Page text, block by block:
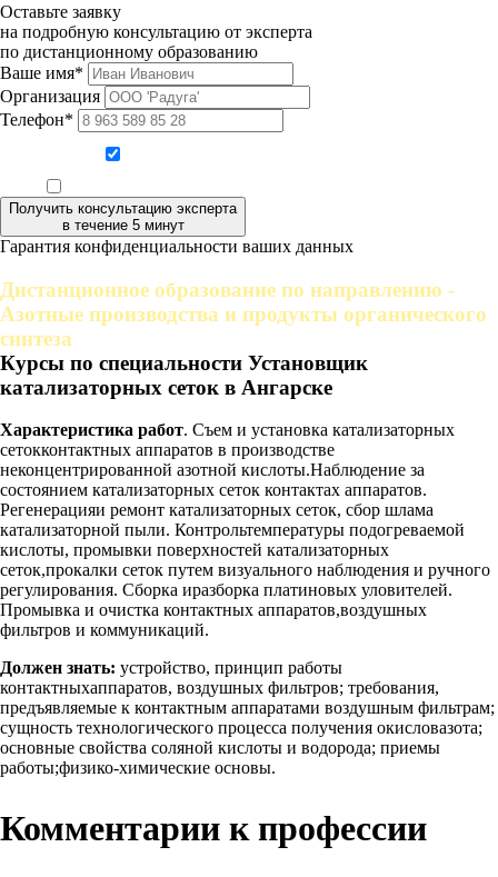
Оставьте заявку
на подробную консультацию от эксперта
по дистанционному образованию
Ваше имя*
Организация
Телефон*
Получить консультацию эксперта
в течение 5 минут
Гарантия конфиденциальности ваших данных
Дистанционное образование по направлению -
Азотные производства и продукты органического
синтеза
Курсы по специальности Установщик
катализаторных сеток в Ангарске
Характеристика работ. Съем и установка катализаторных
сетокконтактных аппаратов в производстве
неконцентрированной азотной кислоты.Наблюдение за
состоянием катализаторных сеток контактах аппаратов.
Регенерацияи ремонт катализаторных сеток, сбор шлама
катализаторной пыли. Контрольтемпературы подогреваемой
кислоты, промывки поверхностей катализаторных
сеток,прокалки сеток путем визуального наблюдения и ручного
регулирования. Сборка иразборка платиновых уловителей.
Промывка и очистка контактных аппаратов,воздушных
фильтров и коммуникаций.
Должен знать: устройство, принцип работы
контактныхаппаратов, воздушных фильтров; требования,
предъявляемые к контактным аппаратами воздушным фильтрам;
сущность технологического процесса получения окисловазота;
основные свойства соляной кислоты и водорода; приемы
работы;физико-химические основы.
Комментарии к профессии